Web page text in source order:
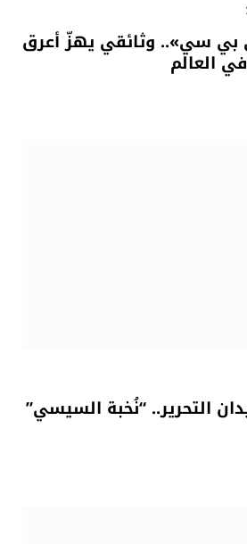
سي».. وثائقي يهزّ أعرق
العالم
التحرير.. “نُخبة السيسي”